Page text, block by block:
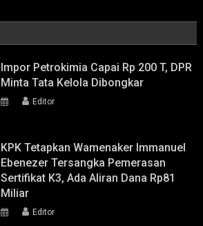
Impor Petrokimia Capai Rp 200 T, DPR
Minta Tata Kelola Dibongkar
Editor
KPK Tetapkan Wamenaker Immanuel
Ebenezer Tersangka Pemerasan
Sertifikat K3, Ada Aliran Dana Rp81
Miliar
Editor